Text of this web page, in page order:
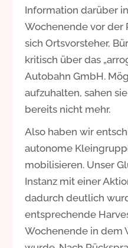
Information darüber
Wochenende vor der
sich Ortsvorsteher,
kritisch über das
Autobahn GmbH.
aufzuhalten, sahen
bereits nicht mehr.
Also haben wir
autonome
mobilisieren. Unser
Instanz mit einer
dadurch deutlich
entsprechende
Wochenende in dem